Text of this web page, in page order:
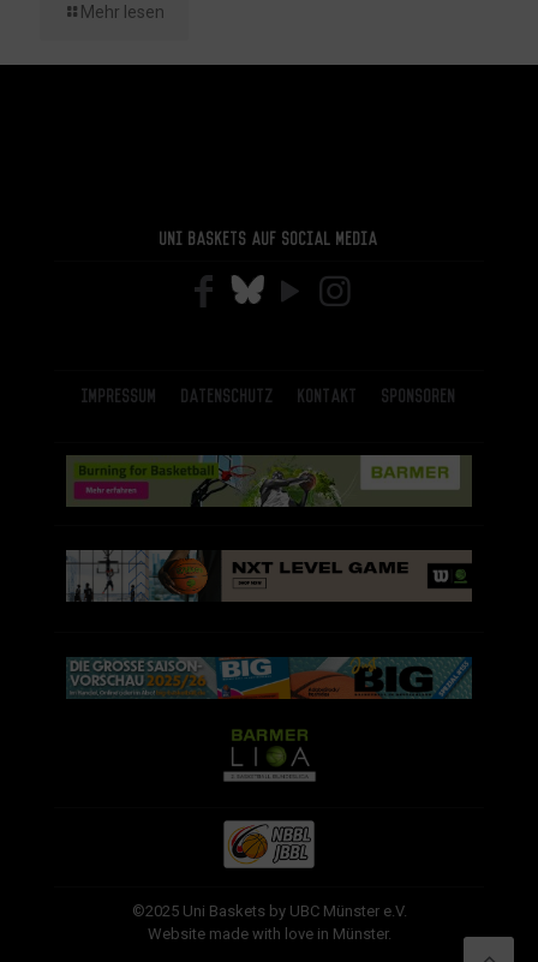
Mehr lesen
Uni Baskets auf Social Media
Impressum Datenschutz Kontakt Sponsoren
©2025 Uni Baskets by UBC Münster e.V.
Website made with love in Münster.